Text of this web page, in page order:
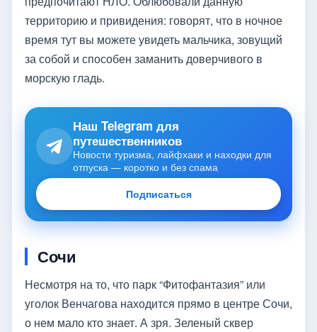
территорию и привидения: говорят, что в ночное
время тут вы можете увидеть мальчика, зовущий
за собой и способен заманить доверчивого в
морскую гладь.
Наш Telegram для
путешественников
Новости туризма, лайфхаки и находки для
отпуска — коротко и без спама
Подписаться
Сочи
Несмотря на то, что парк “Фитофантазия” или
уголок Венчагова находится прямо в центре Сочи,
о нем мало кто знает. А зря. Зеленый сквер